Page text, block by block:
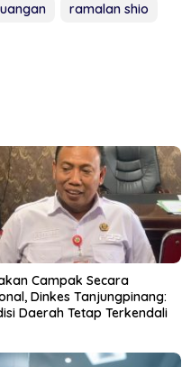
ramalan shio
Campak Secara
Dinkes Tanjungpinang:
Daerah Tetap Terkendali